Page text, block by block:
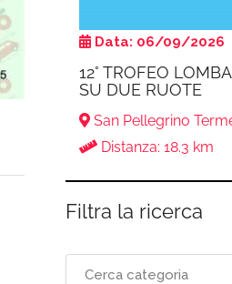
Data: 06/09/2026
12° TROFEO
SU DUE RUOTE
San Pellegrino
Distanza: 18.3 km
Filtra la ricerca
Cerca categoria